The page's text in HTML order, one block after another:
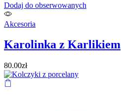
Dodaj do obserwowanych
Akcesoria
Karolinka z Karlikiem
80.00zł